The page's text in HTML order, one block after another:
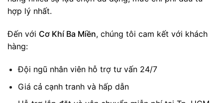
hợp lý nhất.
Đến với Cơ Khí Ba Miền, chúng tôi cam kết với khách
hàng:
Đội ngũ nhân viên hỗ trợ tư vấn 24/7
Giá cả cạnh tranh và hấp dẫn